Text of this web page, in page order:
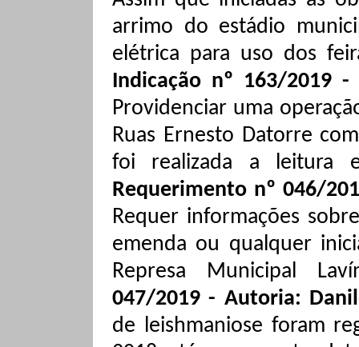
arrimo do estádio
elétrica para uso dos
Indicação nº 163/2019
Providenciar uma
Ruas Ernesto Datorre
foi realizada a leitura
Requerimento nº 046/
Requer informações
emenda ou qualquer
Represa Municipal
047/2019 - Autoria:
de leishmaniose foram